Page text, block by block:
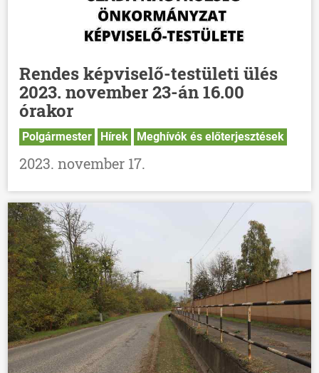
Rendes képviselő-testületi ülés
2023. november 23-án 16.00
órakor
Polgármester Hírek Meghívók és előterjesztések
2023. november 17.